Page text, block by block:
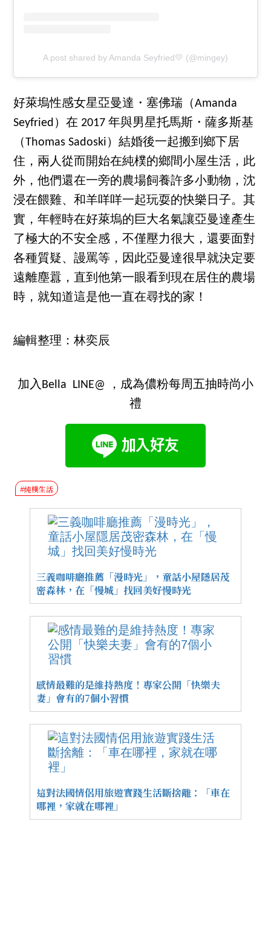
A post shared by Amanda Seyfried💛 (@mingey)
好萊塢性感女星亞曼達・塞佛瑞（Amanda
Seyfried）在 2017 年與男星托馬斯・薩多斯基
（Thomas Sadoski）結婚後一起搬到鄉下居
住，兩人從而開始在純樸的鄉間小屋生活，此
外，他們還在一旁的農場飼養許多小動物，沈
浸在餵雞、和羊咩咩一起玩耍的快樂日子。其
實，年輕時在好萊塢的巨大名氣讓亞曼達產生
了極大的不安全感，不僅壓力很大，還要面對
各種質疑、謾罵等，因此亞曼達很早就決定要
遠離塵囂，直到他第一眼看到現在居住的農場
時，就知道這是他一直在尋找的家！
編輯整理：林奕辰
加入Bella LINE@ ，成為儂粉每周五抽時尚小
禮
#純樸生活
三義咖啡廳推薦「漫時光」，童話小屋隱居茂
密森林，在「慢城」找回美好慢時光
感情最難的是維持熱度！專家公開「快樂夫
妻」會有的7個小習慣
這對法國情侶用旅遊實踐生活斷捨離：「車在
哪裡，家就在哪裡」